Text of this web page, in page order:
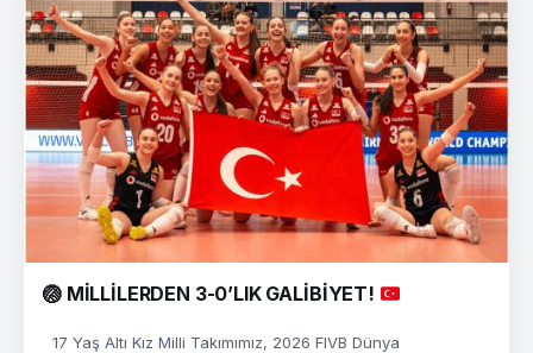
🏐MİLLİLERDEN 3-0’LIK GALİBİYET!
17 Yaş Altı Kız Milli Takımımız, 2026 FIVB Dünya